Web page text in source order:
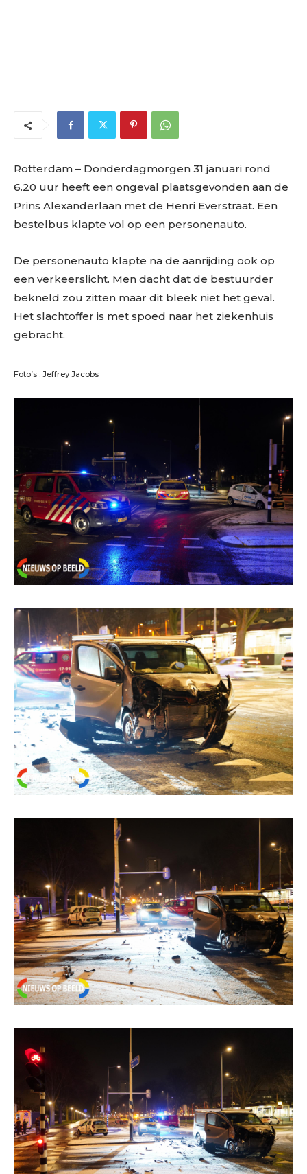
Rotterdam – Donderdagmorgen 31 januari rond
6.20 uur heeft een ongeval plaatsgevonden aan de
Prins Alexanderlaan met de Henri Everstraat. Een
bestelbus klapte vol op een personenauto.
De personenauto klapte na de aanrijding ook op
een verkeerslicht. Men dacht dat de bestuurder
bekneld zou zitten maar dit bleek niet het geval.
Het slachtoffer is met spoed naar het ziekenhuis
gebracht.
Foto’s : Jeffrey Jacobs